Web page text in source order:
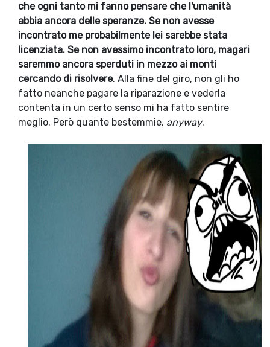
che ogni tanto mi fanno pensare che l'umanità
abbia ancora delle speranze. Se non avesse
incontrato me probabilmente lei sarebbe stata
licenziata. Se non avessimo incontrato loro, magari
saremmo ancora sperduti in mezzo ai monti
cercando di risolvere. Alla fine del giro, non gli ho
fatto neanche pagare la riparazione e vederla
contenta in un certo senso mi ha fatto sentire
meglio. Però quante bestemmie, anyway.